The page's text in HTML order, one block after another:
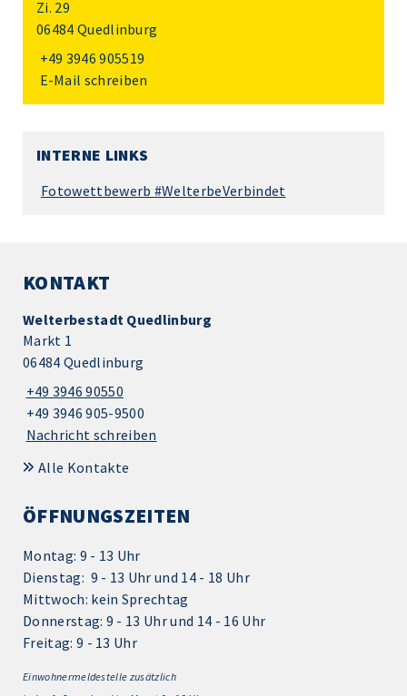
Zi. 29
06484 Quedlinburg
+49 3946 905519
E-Mail schreiben
INTERNE LINKS
Fotowettbewerb #WelterbeVerbindet
KONTAKT
Welterbestadt Quedlinburg
Markt 1
06484 Quedlinburg
+49 3946 90550
+49 3946 905-9500
Nachricht schreiben
Alle Kontakte
ÖFFNUNGSZEITEN
Montag: 9 - 13 Uhr
Dienstag: 9 - 13 Uhr und 14 - 18 Uhr
Mittwoch: kein Sprechtag
Donnerstag: 9 - 13 Uhr und 14 - 16 Uhr
Freitag: 9 - 13 Uhr
Einwohnermeldestelle zusätzlich